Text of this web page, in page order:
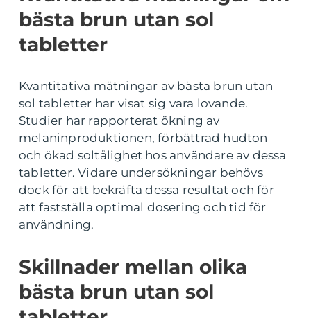
bästa brun utan sol
tabletter
Kvantitativa mätningar av bästa brun utan
sol tabletter har visat sig vara lovande.
Studier har rapporterat ökning av
melaninproduktionen, förbättrad hudton
och ökad soltålighet hos användare av dessa
tabletter. Vidare undersökningar behövs
dock för att bekräfta dessa resultat och för
att fastställa optimal dosering och tid för
användning.
Skillnader mellan olika
bästa brun utan sol